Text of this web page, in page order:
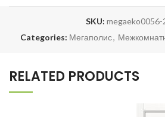
SKU: megaeko0056-
Categories: Мегаполис,
RELATED PRODUCTS